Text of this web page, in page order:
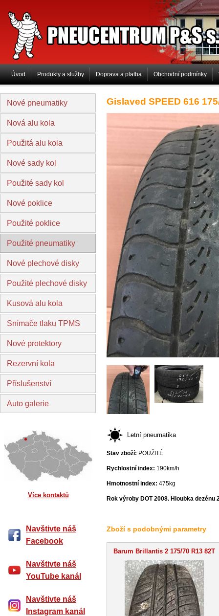
PNEUCENTRUM P&S
Úvod Produkty a služby Doprava a platba Obchodní podmínky
Nové pneumatiky
Nová alu kola
Použitá alu kola
Nové sady kol
Použité sady kol
Nové poklice
Použité poklice
Použité pneumatiky
Nové plechové disky
Použité plechové disky
Kusová alu kola
Snímače tlaku TPMS
Nové protektory
Rezervní kola
Příslušenství
Auto galerie
Více kontaktů
Navštivte náš
Facebook
Navštivte náš
YouTube kanál
Navštivte náš
Instagram kanál
Gislaved SPEED 616
Letní pneumatika
Stav zboží: POUŽITÉ
Rychlostní index: 190km/h
Hmotnostní index: 475kg
Rok výroby DOT 2008. Hloubka dezénu
Zboží s podobnými parametry
Barum Brillantis 2 175/70 R13 82T